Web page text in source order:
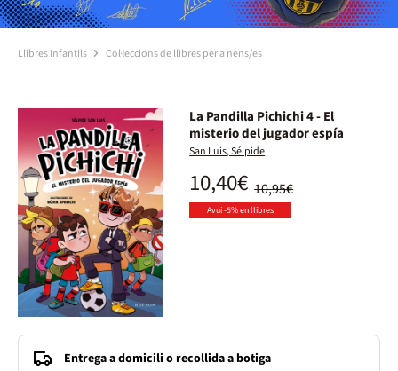
Llibres Infantils Col·leccions de llibres per a nens/es
La Pandilla Pichichi 4 - El
misterio del jugador espía
San Luis, Sélpide
10,95€
10,40€
Avui -5% en llibres
Entrega a domicili o recollida a botiga